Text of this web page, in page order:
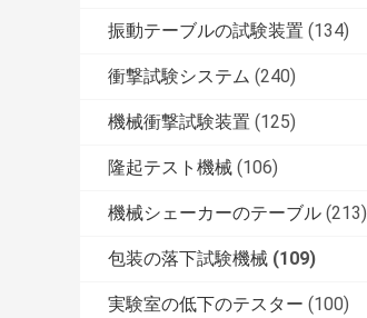
振動テーブルの試験装置 (134)
衝撃試験システム (240)
機械衝撃試験装置 (125)
隆起テスト機械 (106)
機械シェーカーのテーブル (213)
包装の落下試験機械 (109)
実験室の低下のテスター (100)